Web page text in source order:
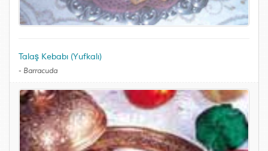
Talaş Kebabı (Yufkalı)
- Barracuda